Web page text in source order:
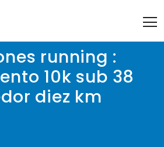
running :
10k sub 38
diez km